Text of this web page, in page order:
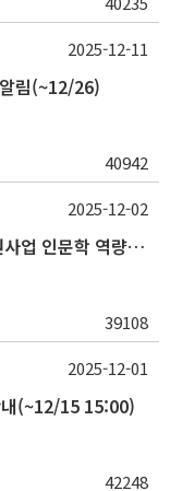
림(~12/26)
40942
2025-12-11
(~12/5) 2025학년도 2학기 대학혁신지원사업 인문학 역량강화 국제학술대회 참가 경비 지원 안내(2차)
39108
2025-12-02
내(~12/15 15:00)
42248
2025-12-01